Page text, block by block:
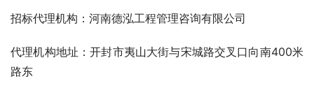
招标代理机构：河南德泓工程管理咨询有限公司
代理机构地址：开封市夷山大街与宋城路交叉口向南400米
路东